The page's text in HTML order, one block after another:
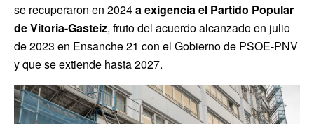
se recuperaron en 2024a exigencia el Partido Popular
de Vitoria-Gasteiz, fruto del acuerdo alcanzado en julio
de 2023 en Ensanche 21 con el Gobierno de PSOE-PNV
y que se extiende hasta 2027.